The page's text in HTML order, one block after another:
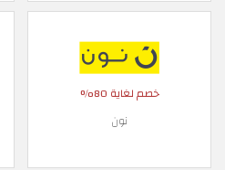
خصم لغاية 80%
نون